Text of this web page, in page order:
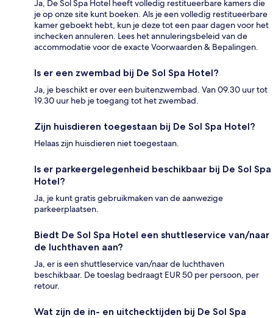
Ja, De Sol Spa Hotel heeft volledig restitueerbare kamers die
je op onze site kunt boeken. Als je een volledig restitueerbare
kamer geboekt hebt, kun je deze tot een paar dagen voor het
inchecken annuleren. Lees het annuleringsbeleid van de
accommodatie voor de exacte Voorwaarden & Bepalingen.
Is er een zwembad bij De Sol Spa Hotel?
Ja, je beschikt er over een buitenzwembad. Van 09.30 uur tot
19.30 uur heb je toegang tot het zwembad.
Zijn huisdieren toegestaan bij De Sol Spa Hotel?
Helaas zijn huisdieren niet toegestaan.
Is er parkeergelegenheid beschikbaar bij De Sol Spa
Hotel?
Ja, je kunt gratis gebruikmaken van de aanwezige
parkeerplaatsen.
Biedt De Sol Spa Hotel een shuttleservice van/naar
de luchthaven aan?
Ja, er is een shuttleservice van/naar de luchthaven
beschikbaar. De toeslag bedraagt EUR 50 per persoon, per
retour.
Wat zijn de in- en uitchecktijden bij De Sol Spa